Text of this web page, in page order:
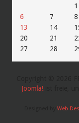
1
6
7 8
13
14
20
21
27
28
Joomla!
Web